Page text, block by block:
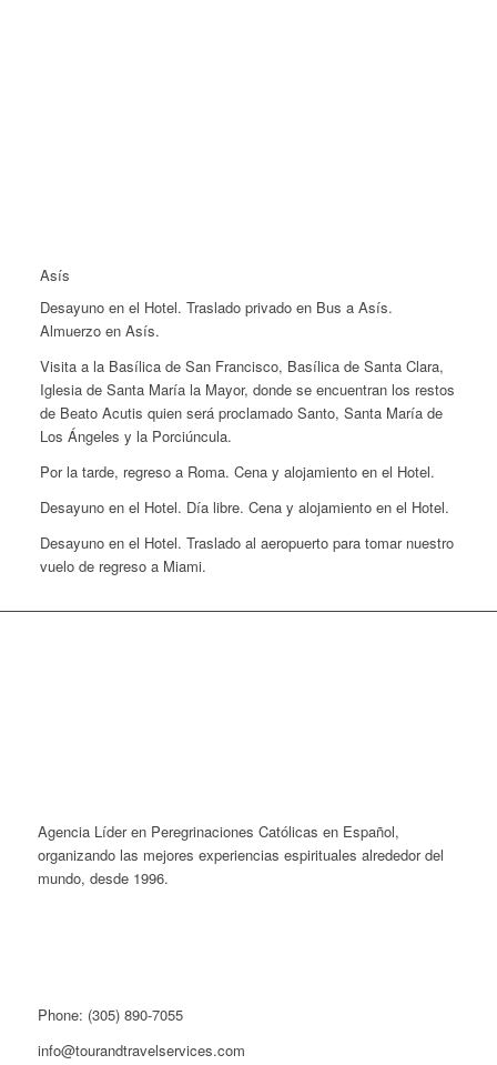
Asís
Desayuno en el Hotel. Traslado privado en Bus a Asís.
Almuerzo en Asís.
Visita a la Basílica de San Francisco, Basílica de Santa Clara,
Iglesia de Santa María la Mayor, donde se encuentran los restos
de Beato Acutis quien será proclamado Santo, Santa María de
Los Ángeles y la Porciúncula.
Por la tarde, regreso a Roma. Cena y alojamiento en el Hotel.
Desayuno en el Hotel. Día libre. Cena y alojamiento en el Hotel.
Desayuno en el Hotel. Traslado al aeropuerto para tomar nuestro
vuelo de regreso a Miami.
Agencia Líder en Peregrinaciones Católicas en Español,
organizando las mejores experiencias espirituales alrededor del
mundo, desde 1996.
Phone: (305) 890-7055
info@tourandtravelservices.com